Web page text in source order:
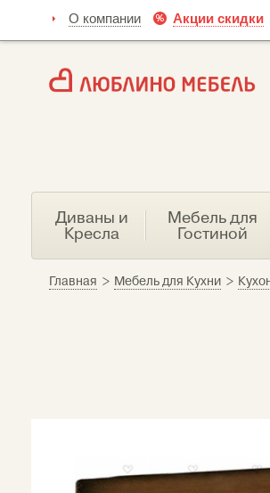
О компании Акции скидки
Диваны и
Кресла
Мебель для
Гостиной
Главная > Мебель для Кухни >